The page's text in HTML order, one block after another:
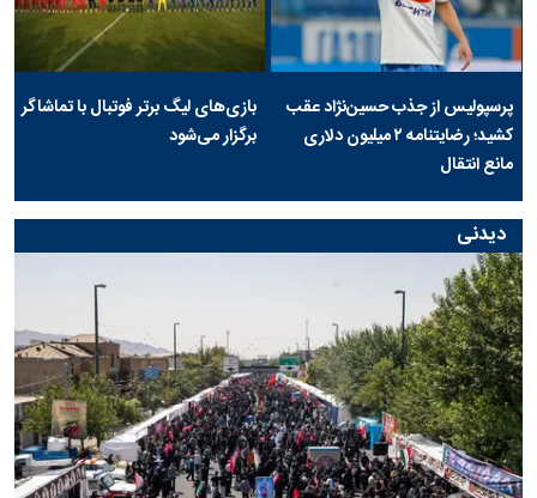
پرسپولیس از جذب حسین‌نژاد عقب
کشید؛ رضایتنامه ۲ میلیون دلاری
مانع انتقال
بازی‌های لیگ برتر فوتبال با تماشاگر
برگزار می‌شود
دیدنی